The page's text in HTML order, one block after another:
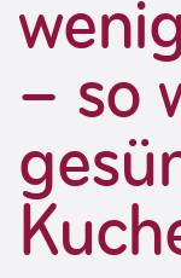
– so